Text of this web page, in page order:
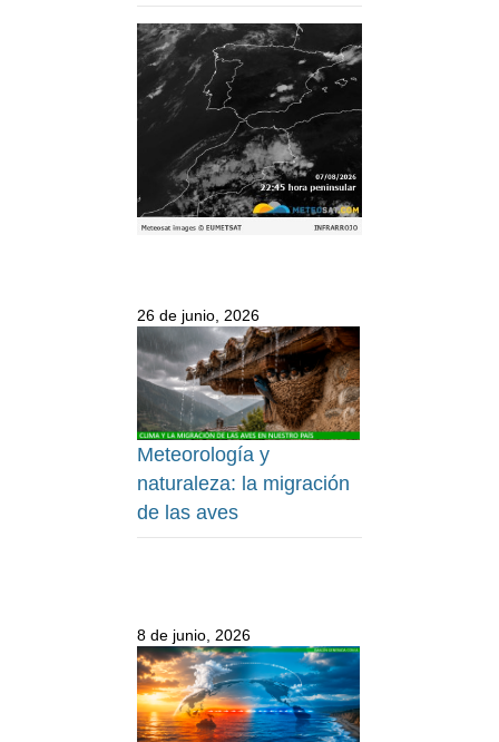
26 de junio, 2026
Meteorología y
naturaleza: la migración
de las aves
8 de junio, 2026